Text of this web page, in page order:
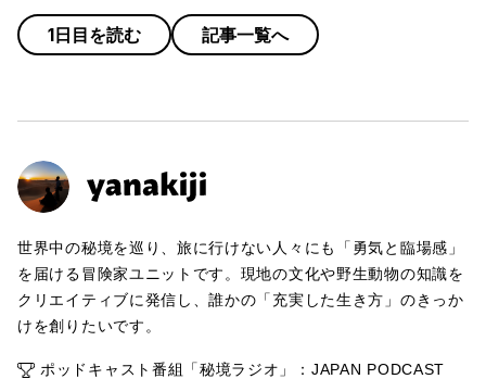
1日目を読む 記事一覧へ
世界中の秘境を巡り、旅に行けない人々にも「勇気と臨場感」
を届ける冒険家ユニットです。現地の文化や野生動物の知識を
クリエイティブに発信し、誰かの「充実した生き方」のきっか
けを創りたいです。
ポッドキャスト番組「秘境ラジオ」：JAPAN PODCAST